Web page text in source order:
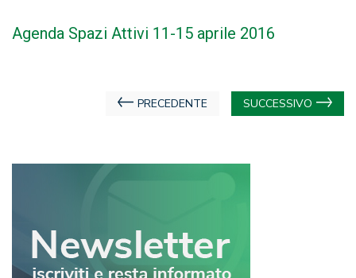
Agenda Spazi Attivi 11-15 aprile 2016
Navigazione
PRECEDENTE SUCCESSIVO